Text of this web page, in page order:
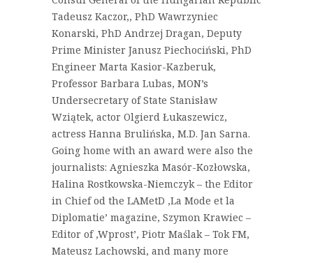
Tadeusz Kaczor,, PhD Wawrzyniec
Konarski, PhD Andrzej Dragan, Deputy
Prime Minister Janusz Piechociński, PhD
Engineer Marta Kasior-Kazberuk,
Professor Barbara Lubas, MON’s
Undersecretary of State Stanisław
Wziątek, actor Olgierd Łukaszewicz,
actress Hanna Brulińska, M.D. Jan Sarna.
Going home with an award were also the
journalists: Agnieszka Masór-Kozłowska,
Halina Rostkowska-Niemczyk – the Editor
in Chief od the LAMetD ‚La Mode et la
Diplomatie’ magazine, Szymon Krawiec –
Editor of ‚Wprost’, Piotr Maślak – Tok FM,
Mateusz Lachowski, and many more